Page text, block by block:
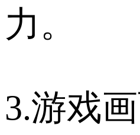
力。
3.游戏